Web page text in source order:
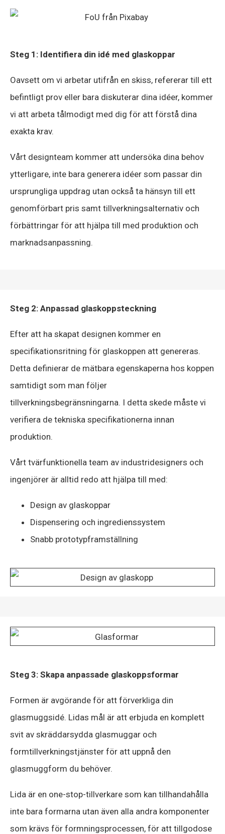
Steg 1: Identifiera din idé med glaskoppar
Oavsett om vi arbetar utifrån en skiss, refererar till ett
befintligt prov eller bara diskuterar dina idéer, kommer
vi att arbeta tålmodigt med dig för att förstå dina
exakta krav.
Vårt designteam kommer att undersöka dina behov
ytterligare, inte bara generera idéer som passar din
ursprungliga uppdrag utan också ta hänsyn till ett
genomförbart pris samt tillverkningsalternativ och
förbättringar för att hjälpa till med produktion och
marknadsanpassning.
Steg 2: Anpassad glaskoppsteckning
Efter att ha skapat designen kommer en
specifikationsritning för glaskoppen att genereras.
Detta definierar de mätbara egenskaperna hos koppen
samtidigt som man följer
tillverkningsbegränsningarna. I detta skede måste vi
verifiera de tekniska specifikationerna innan
produktion.
Vårt tvärfunktionella team av industridesigners och
ingenjörer är alltid redo att hjälpa till med:
Design av glaskoppar
Dispensering och ingredienssystem
Snabb prototypframställning
Steg 3: Skapa anpassade glaskoppsformar
Formen är avgörande för att förverkliga din
glasmuggsidé. Lidas mål är att erbjuda en komplett
svit av skräddarsydda glasmuggar och
formtillverkningstjänster för att uppnå den
glasmuggform du behöver.
Lida är en one-stop-tillverkare som kan tillhandahålla
inte bara formarna utan även alla andra komponenter
som krävs för formningsprocessen, för att tillgodose